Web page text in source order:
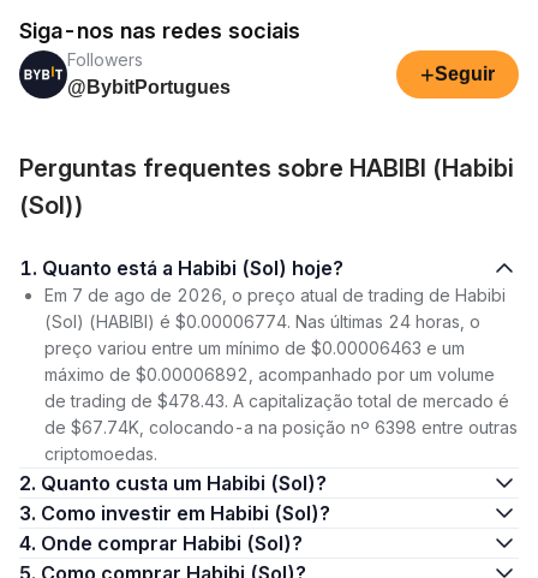
Siga-nos nas redes sociais
Followers
@BybitPortugues
+Seguir
Perguntas frequentes sobre HABIBI (Habibi
(Sol))
1. Quanto está a Habibi (Sol) hoje?
Em 7 de ago de 2026, o preço atual de trading de Habibi
(Sol) (HABIBI) é $0.00006774. Nas últimas 24 horas, o
preço variou entre um mínimo de $0.00006463 e um
máximo de $0.00006892, acompanhado por um volume
de trading de $478.43. A capitalização total de mercado é
de $67.74K, colocando-a na posição nº 6398 entre outras
criptomoedas.
2. Quanto custa um Habibi (Sol)?
3. Como investir em Habibi (Sol)?
4. Onde comprar Habibi (Sol)?
5. Como comprar Habibi (Sol)?